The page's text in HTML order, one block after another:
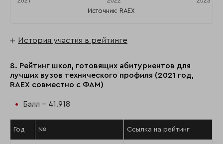
Источник: RAEX
История участия в рейтинге
8. Рейтинг школ, готовящих абитуриентов для
лучших вузов технического профиля (2021 год,
RAEX совместно с ФАМ)
Балл - 41.918
Год № Ссылка на рейтинг